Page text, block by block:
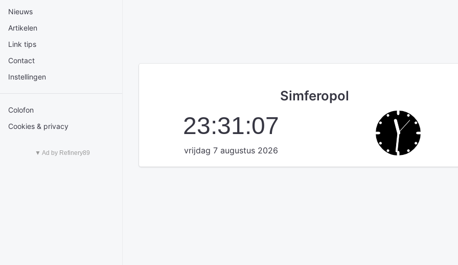
Nieuws
Artikelen
Link tips
Contact
Instellingen
Colofon
Cookies & privacy
▼ Ad by Refinery89
Simferopol
23:31:07
vrijdag 7 augustus 2026